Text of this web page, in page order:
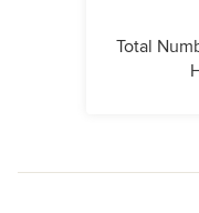
Total